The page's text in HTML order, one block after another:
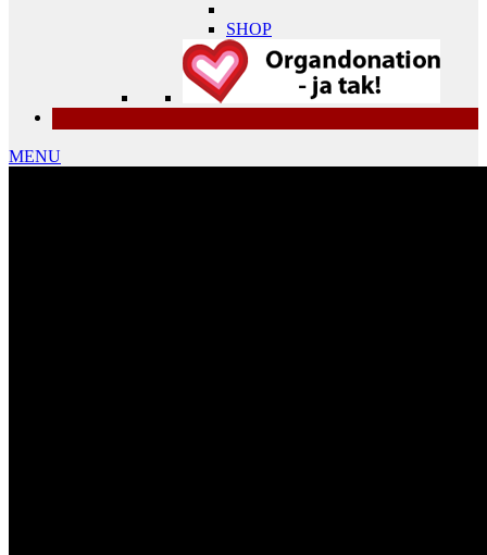
SHOP
MENU